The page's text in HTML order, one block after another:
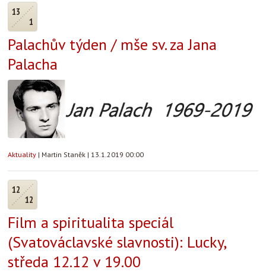
13
1
Palachův týden / mše sv. za Jana
Palacha
Aktuality | Martin Staněk | 13.1.2019 00:00
12
12
Film a spiritualita speciál
(Svatováclavské slavnosti): Lucky,
středa 12.12 v 19.00